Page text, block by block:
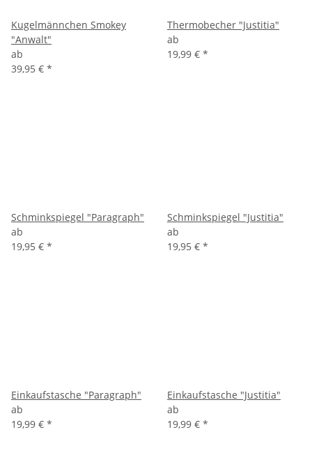
Kugelmännchen Smokey
"Anwalt"
ab
39,95 € *
Thermobecher "Justitia"
ab
19,99 € *
Schminkspiegel "Paragraph"
ab
19,95 € *
Schminkspiegel "Justitia"
ab
19,95 € *
Einkaufstasche "Paragraph"
ab
19,99 € *
Einkaufstasche "Justitia"
ab
19,99 € *